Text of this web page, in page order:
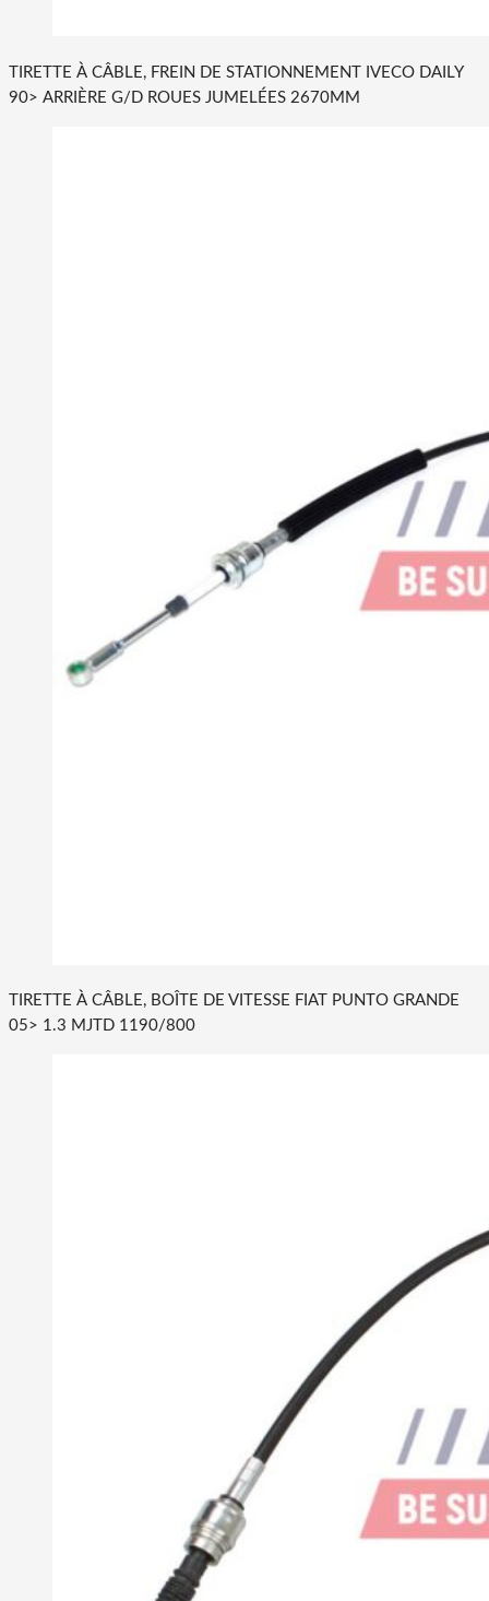
TIRETTE À CÂBLE, FREIN DE STATIONNEMENT IVECO DAILY
90> ARRIÈRE G/D ROUES JUMELÉES 2670MM
TIRETTE À CÂBLE, BOÎTE DE VITESSE FIAT PUNTO GRANDE
05> 1.3 MJTD 1190/800